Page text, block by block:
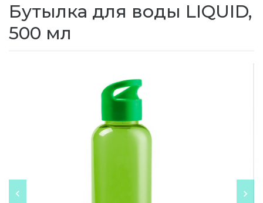
Бутылка для воды LIQUID,
500 мл